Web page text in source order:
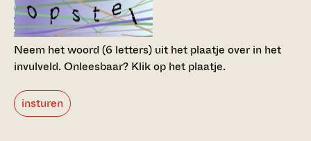
Neem het woord (6 letters) uit het plaatje over in het
invulveld.Onleesbaar? Klik op het plaatje.
insturen